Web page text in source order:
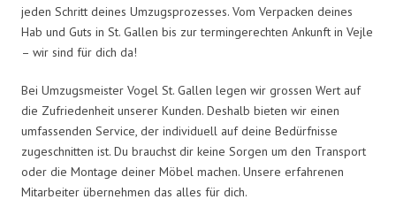
jeden Schritt deines Umzugsprozesses. Vom Verpacken deines
Hab und Guts in St. Gallen bis zur termingerechten Ankunft in Vejle
– wir sind für dich da!
Bei Umzugsmeister Vogel St. Gallen legen wir grossen Wert auf
die Zufriedenheit unserer Kunden. Deshalb bieten wir einen
umfassenden Service, der individuell auf deine Bedürfnisse
zugeschnitten ist. Du brauchst dir keine Sorgen um den Transport
oder die Montage deiner Möbel machen. Unsere erfahrenen
Mitarbeiter übernehmen das alles für dich.